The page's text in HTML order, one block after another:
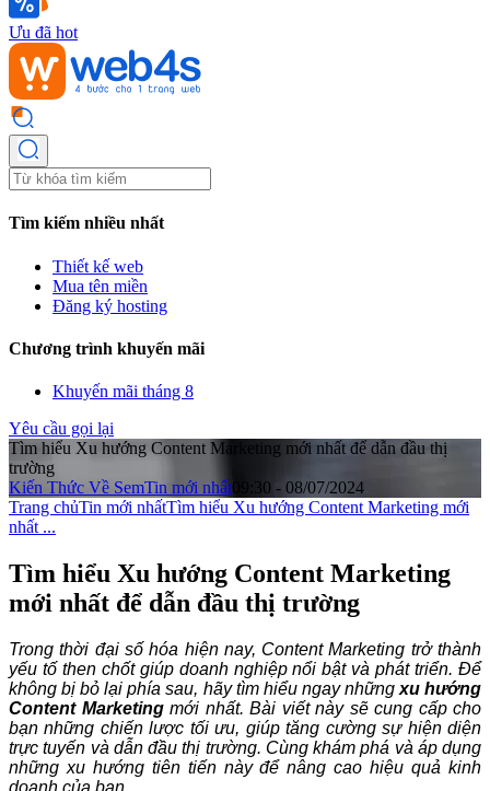
Ưu đã hot
Tìm kiếm nhiều nhất
Thiết kế web
Mua tên miền
Đăng ký hosting
Chương trình khuyến mãi
Khuyến mãi tháng 8
Yêu cầu gọi lại
Tìm hiểu Xu hướng Content Marketing mới nhất để dẫn đầu thị
trường
Kiến Thức Về SemTin mới nhất09:30 - 08/07/2024
Trang chủTin mới nhấtTìm hiểu Xu hướng Content Marketing mới
nhất ...
Tìm hiểu Xu hướng Content Marketing
mới nhất để dẫn đầu thị trường
Trong thời đại số hóa hiện nay, Content Marketing trở thành
yếu tố then chốt giúp doanh nghiệp nổi bật và phát triển. Để
không bị bỏ lại phía sau, hãy tìm hiểu ngay những xu hướng
Content Marketingmới nhất. Bài viết này sẽ cung cấp cho
bạn những chiến lược tối ưu, giúp tăng cường sự hiện diện
trực tuyến và dẫn đầu thị trường. Cùng khám phá và áp dụng
những xu hướng tiên tiến này để nâng cao hiệu quả kinh
doanh của bạn